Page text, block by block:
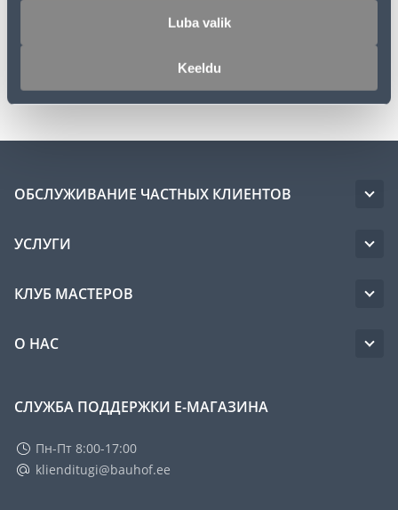
Luba valik
Keeldu
ОБСЛУЖИВАНИЕ ЧАСТНЫХ КЛИЕНТОВ
УСЛУГИ
КЛУБ МАСТЕРОВ
О НАС
СЛУЖБА ПОДДЕРЖКИ Е-МАГАЗИНА
Пн-Пт 8:00-17:00
klienditugi@bauhof.ee